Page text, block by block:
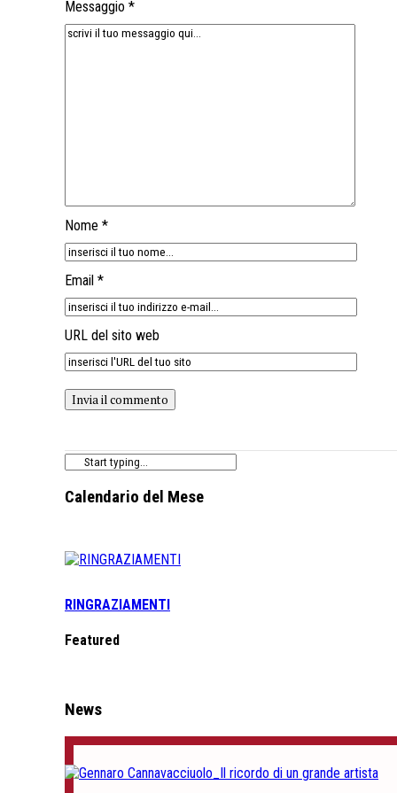
Messaggio *
Nome *
Email *
URL del sito web
Calendario del Mese
RINGRAZIAMENTI
Featured
News